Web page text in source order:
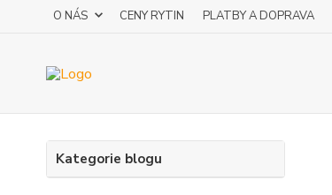
O NÁS CENY RYTIN PLATBY A DOPRAVA
Kategorie blogu